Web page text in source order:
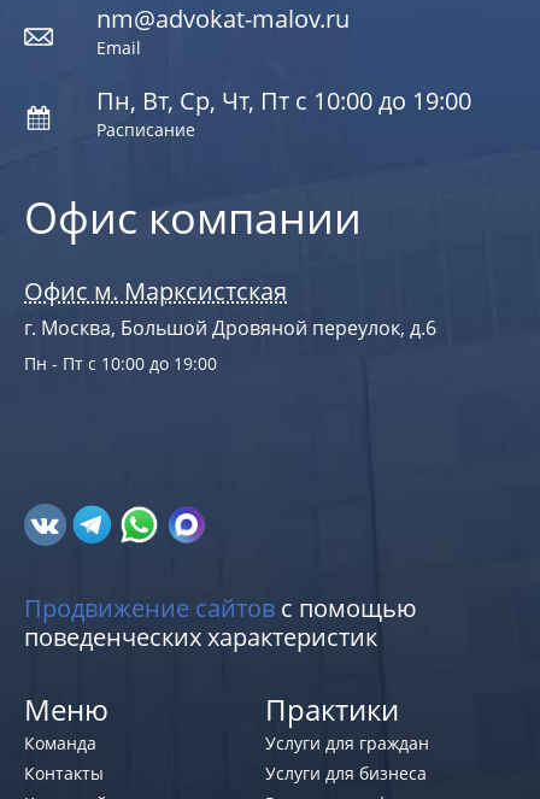
Офис компании
Офис м. Марксистская
г. Москва, Большой Дровяной переулок, д.6
Пн - Пт с 10:00 до 19:00
nm@advokat-malov.ru
Email
Пн, Вт, Ср, Чт, Пт с 10:00 до 19:00
Расписание
Продвижение сайтов с помощью
поведенческих характеристик
Меню
Команда
Контакты
Практики
Услуги для граждан
Услуги для бизнеса